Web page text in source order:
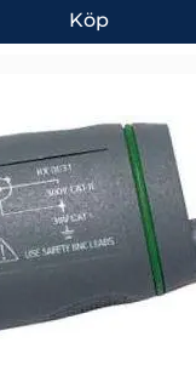
Köp
Probix